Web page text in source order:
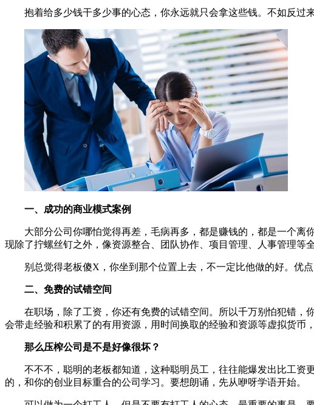
抱着给多少钱干多少事的心态，你永远就只会拿这些钱。不如反过
一、成功的商业模式案例
大部分公司你哪怕觉得再差，毛病再多，都是赚钱的，都是一个
现除了拧螺丝钉之外，像资源整合、团队协作、项目管理、人事管理等
别总觉得老板傻X，你坐到那个位置上去，不一定比他做的好。优
二、免费的试错空间
在职场，除了工资，你还有免费的试错空间。所以千万别怕犯错
会带走经验和积累了的有用资源，用时间换取的经验和资源等虚拟货币
那么压榨公司是不是好像很坏？
不不不，聪明的老板都知道，这种聪明员工，往往能爆发出比工
的，和你的创业目标重合的公司学习。要想朗诵，先从咿呀学语开始。